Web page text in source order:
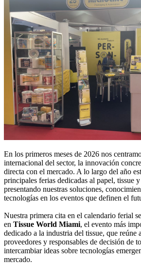
En los primeros meses de 2026 nos
internacional del sector, la innovación
directa con el mercado. A lo largo del año
principales ferias dedicadas al papel, tissue
presentando nuestras soluciones,
tecnologías en los eventos que definen el
Nuestra primera cita en el calendario ferial
en Tissue World Miami, el evento más
dedicado a la industria del tissue, que reúne
proveedores y responsables de decisión de
intercambiar ideas sobre tecnologías
mercado.